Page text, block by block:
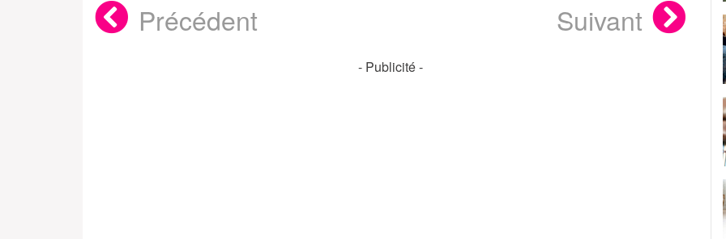
Précédent Suivant
- Publicité -